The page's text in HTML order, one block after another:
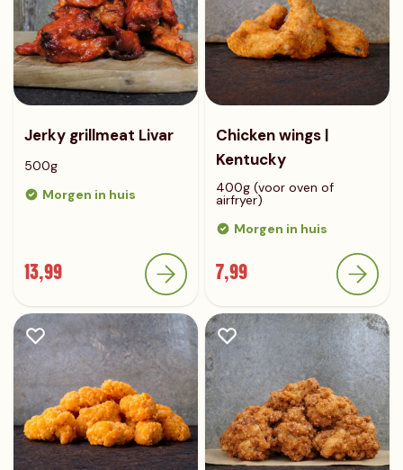
Jerky grillmeat Livar
500g
Morgen in huis
13,99
Chicken wings |
Kentucky
400g (voor oven of
airfryer)
Morgen in huis
7,99